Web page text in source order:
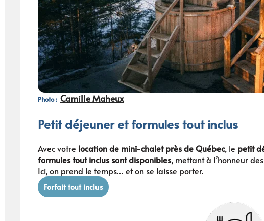
Photo : Camille Maheux
Petit déjeuner et formules tout inclus
Avec votre location de mini-chalet près de Québec, le petit
formules tout inclus sont disponibles, mettant à l’honneur des
Ici, on prend le temps… et on se laisse porter.
Forfait tout inclus